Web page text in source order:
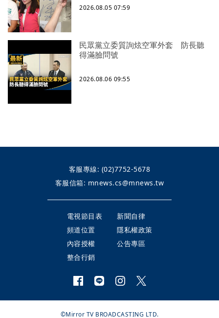
2026.08.05 07:59
民眾黨立委質詢炫空軍外套 防長聽
得滿臉問號
2026.08.06 09:55
客服專線: (02)7752-5678
客服信箱: mnews.cs@mnews.tw
電視節目表
新聞自律
頻道位置
隱私權政策
內容授權
公告專區
整合行銷
©Mirror TV BROADCASTING LTD.